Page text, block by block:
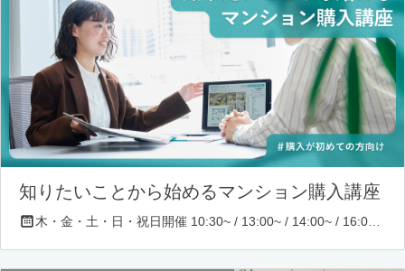
知りたいことから始めるマンション購入講座